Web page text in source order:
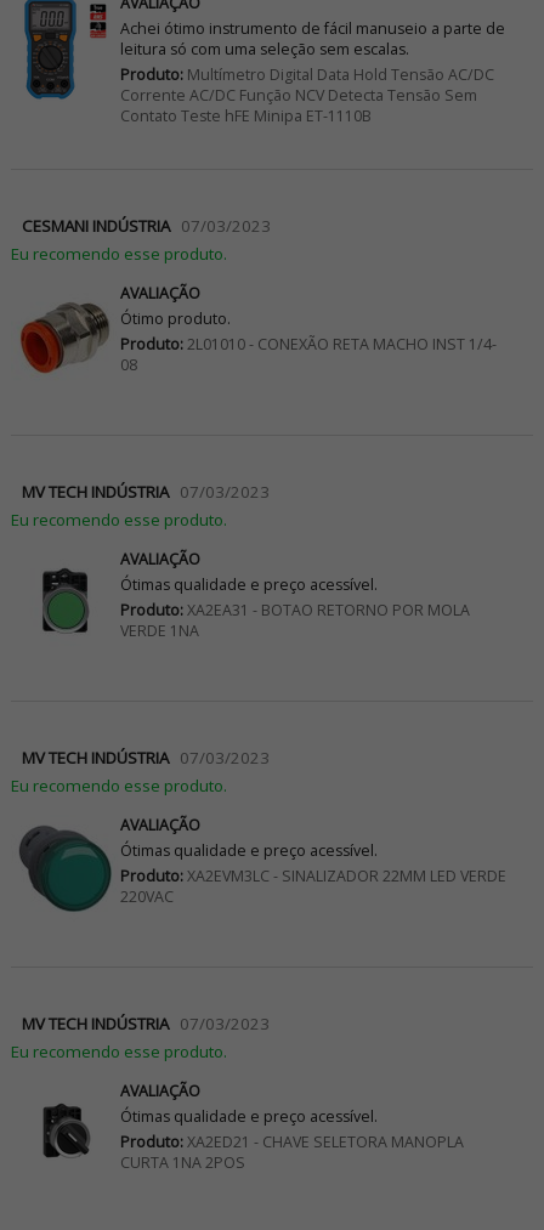
Achei ótimo instrumento de fácil manuseio a parte de
leitura só com uma seleção sem escalas.
Produto:Multímetro Digital Data Hold Tensão AC/DC
Corrente AC/DC Função NCV Detecta Tensão Sem
Contato Teste hFE Minipa ET-1110B
CESMANI INDÚSTRIA 07/03/2023
Eu recomendo esse produto.
AVALIAÇÃO
Ótimo produto.
Produto:2L01010 - CONEXÃO RETA MACHO INST 1/4-
08
MV TECH INDÚSTRIA 07/03/2023
Eu recomendo esse produto.
AVALIAÇÃO
Ótimas qualidade e preço acessível.
Produto:XA2EA31 - BOTAO RETORNO POR MOLA
VERDE 1NA
MV TECH INDÚSTRIA 07/03/2023
Eu recomendo esse produto.
AVALIAÇÃO
Ótimas qualidade e preço acessível.
Produto:XA2EVM3LC - SINALIZADOR 22MM LED VERDE
220VAC
MV TECH INDÚSTRIA 07/03/2023
Eu recomendo esse produto.
AVALIAÇÃO
Ótimas qualidade e preço acessível.
Produto:XA2ED21 - CHAVE SELETORA MANOPLA
CURTA 1NA 2POS